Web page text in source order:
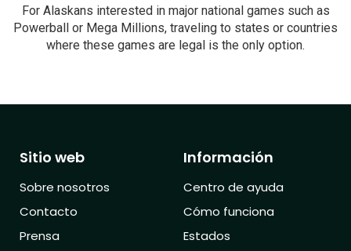
For Alaskans interested in major national games such as
Powerball or Mega Millions, traveling to states or countries
where these games are legal is the only option.
Sitio web
Sobre nosotros
Contacto
Prensa
Información
Centro de ayuda
Cómo funciona
Estados